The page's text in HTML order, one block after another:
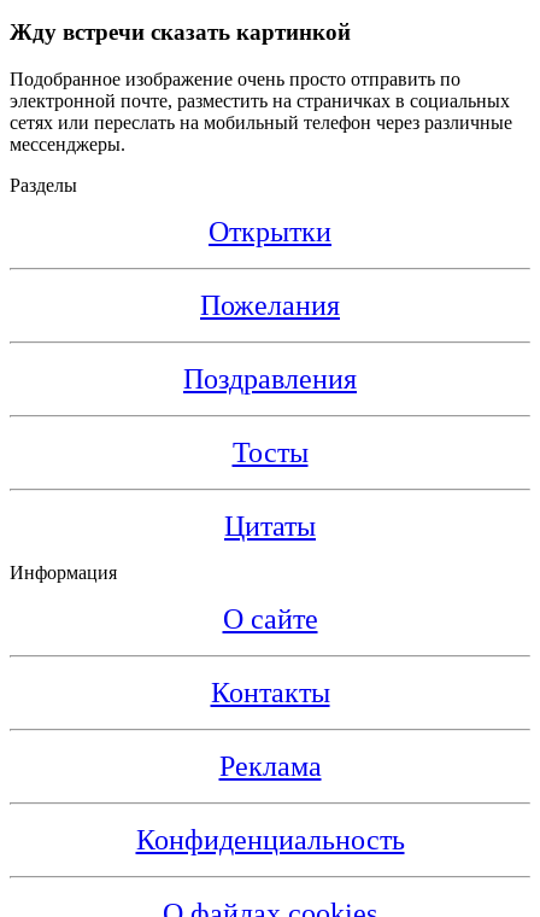
Жду встречи сказать картинкой
Подобранное изображение очень просто отправить по
электронной почте, разместить на страничках в социальных
сетях или переслать на мобильный телефон через различные
мессенджеры.
Разделы
Открытки
Пожелания
Поздравления
Тосты
Цитаты
Информация
О сайте
Контакты
Реклама
Конфиденциальность